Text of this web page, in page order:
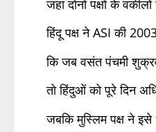
जहां दोनों पक्षों के
हिंदू पक्ष ने ASI की
कि जब वसंत पंचमी
तो हिंदुओं को पूरे दिन
जबकि मुस्लिम पक्ष ने इसे